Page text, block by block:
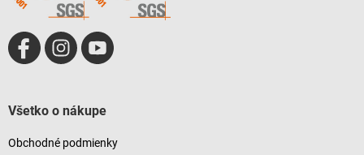
Všetko o nákupe
Obchodné podmienky